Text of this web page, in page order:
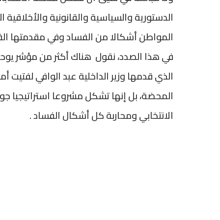
الدستورية والسياسية والقانونية
المواطن أشكالا من الفساد وفي مقدمتها
الذي قدمها وزير الداخلية عبد الوافي لفتيت
المحضة، بل إنها تشكل مشروعا استراتيجيا
الانتخابي ومحاربة كل أشكال الفساد .